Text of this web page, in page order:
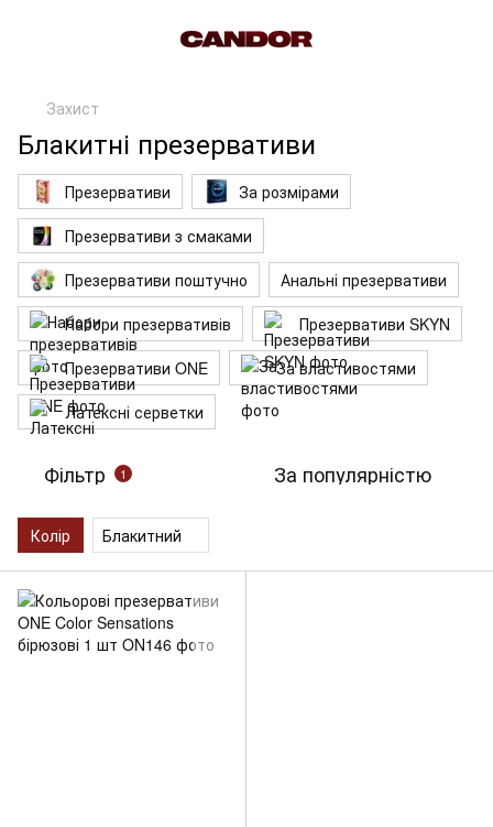
Захист
Блакитні презервативи
Презервативи
За розмірами
Презервативи з смаками
Презервативи поштучно
Анальні презервативи
Набори презервативів
Презервативи SKYN
Презервативи ONE
За властивостями
Латексні серветки
Фільтр 1 За популярністю
Колір Блакитний